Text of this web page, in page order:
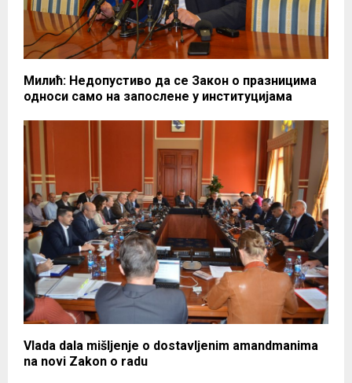
Милић: Недопустиво да се Закон о празницима
односи само на запослене у институцијама
Vlada dala mišljenje o dostavljenim amandmanima
na novi Zakon o radu